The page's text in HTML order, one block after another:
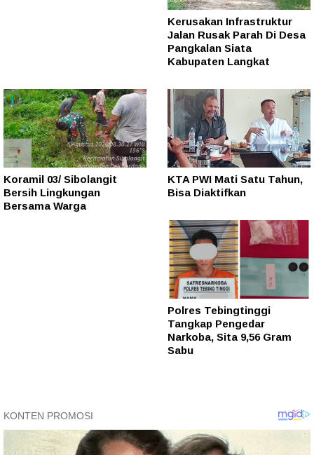
Kerusakan Infrastruktur
Jalan Rusak Parah Di Desa
Pangkalan Siata
Kabupaten Langkat
Koramil 03/ Sibolangit
Bersih Lingkungan
Bersama Warga
KTA PWI Mati Satu Tahun,
Bisa Diaktifkan
Polres Tebingtinggi
Tangkap Pengedar
Narkoba, Sita 9,56 Gram
Sabu